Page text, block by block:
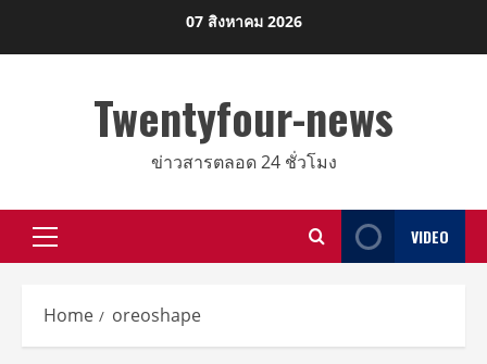
07 สิงหาคม 2026
Twentyfour-news
ข่าวสารตลอด 24 ชั่วโมง
Primary
VIDEO
Home oreoshape